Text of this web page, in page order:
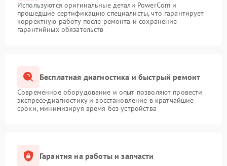
Используются оригинальные детали PowerCom и
прошедшие сертификацию специалисты, что гарантирует
корректную работу после ремонта и сохранение
гарантийных обязательств
Бесплатная диагностика и быстрый ремонт
Современное оборудование и опыт позволяют провести
экспресс-диагностику и восстановление в кратчайшие
сроки, минимизируя время без устройства
Гарантия на работы и запчасти